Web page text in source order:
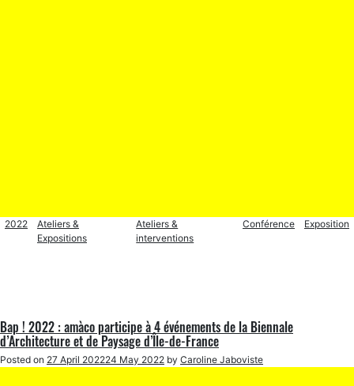
2022
Ateliers &
Expositions
Ateliers &
interventions
Conférence Exposition
Bap ! 2022 : amàco participe à 4 événements de la Biennale
d’Architecture et de Paysage d’Île-de-France
Posted on 27 April 202224 May 2022 by Caroline Jaboviste